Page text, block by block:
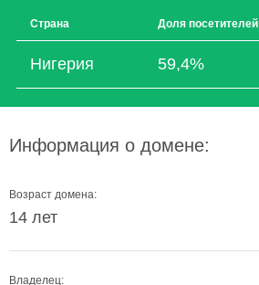
Страна Доля посетителей
Нигерия 59,4%
Информация о домене:
Возраст домена:
14 лет
Владелец: